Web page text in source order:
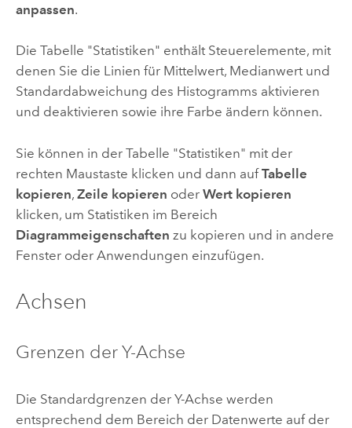
anpassen.
Die Tabelle "Statistiken" enthält Steuerelemente, mit
denen Sie die Linien für Mittelwert, Medianwert und
Standardabweichung des Histogramms aktivieren
und deaktivieren sowie ihre Farbe ändern können.
Sie können in der Tabelle "Statistiken" mit der
rechten Maustaste klicken und dann aufTabelle
kopieren, Zeile kopieren oder Wert kopieren
klicken, um Statistiken im Bereich
Diagrammeigenschaften zu kopieren und in andere
Fenster oder Anwendungen einzufügen.
Achsen
Grenzen der Y-Achse
Die Standardgrenzen der Y-Achse werden
entsprechend dem Bereich der Datenwerte auf der